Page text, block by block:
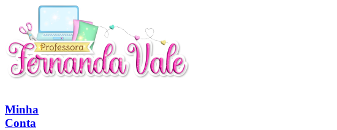
Minha
Conta